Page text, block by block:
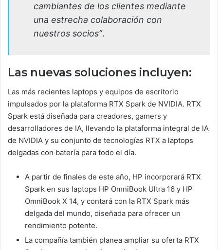
cambiantes de los clientes mediante
una estrecha colaboración con
nuestros socios”.
Las nuevas soluciones incluyen:
Las más recientes laptops y equipos de escritorio
impulsados por la plataforma RTX Spark de NVIDIA. RTX
Spark está diseñada para creadores, gamers y
desarrolladores de IA, llevando la plataforma integral de IA
de NVIDIA y su conjunto de tecnologías RTX a laptops
delgadas con batería para todo el día.
A partir de finales de este año, HP incorporará RTX
Spark en sus laptops HP OmniBook Ultra 16 y HP
OmniBook X 14, y contará con la RTX Spark más
delgada del mundo, diseñada para ofrecer un
rendimiento potente.
La compañía también planea ampliar su oferta RTX